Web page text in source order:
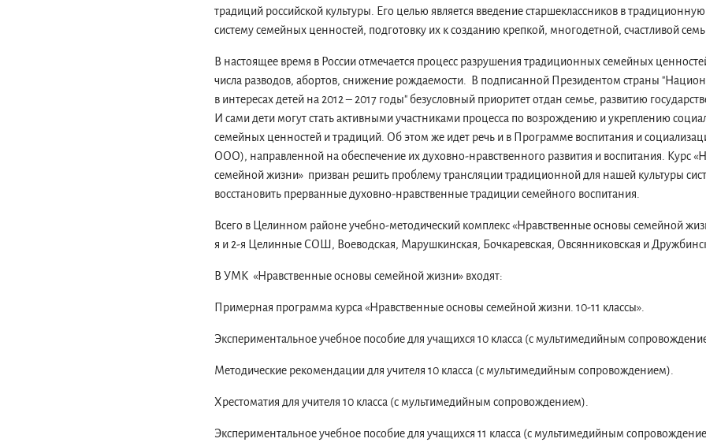
традиций российской культуры. Его целью является введение старшеклассников в
систему семейных ценностей, подготовку их к созданию крепкой, многодетной, счастливой
В настоящее время в России отмечается процесс разрушения традиционных семейных
числа разводов, абортов, снижение рождаемости. В подписанной Президентом страны
в интересах детей на 2012 – 2017 годы" безусловный приоритет отдан семье, развитию
И сами дети могут стать активными участниками процесса по возрождению и укреплению
семейных ценностей и традиций. Об этом же идет речь и в Программе воспитания и
ООО), направленной на обеспечение их духовно-нравственного развития и воспитания. Курс
семейной жизни» призван решить проблему трансляции традиционной для нашей культуры
восстановить прерванные духовно-нравственные традиции семейного воспитания.
Всего в Целинном районе учебно-методический комплекс «Нравственные основы семейной
я и 2-я Целинные СОШ, Воеводская, Марушкинская, Бочкаревская, Овсянниковская и
В УМК «Нравственные основы семейной жизни» входят:
Примерная программа курса «Нравственные основы семейной жизни. 10-11 классы».
Экспериментальное учебное пособие для учащихся 10 класса (с мультимедийным
Методические рекомендации для учителя 10 класса (с мультимедийным сопровождением).
Хрестоматия для учителя 10 класса (с мультимедийным сопровождением).
Экспериментальное учебное пособие для учащихся 11 класса (с мультимедийным